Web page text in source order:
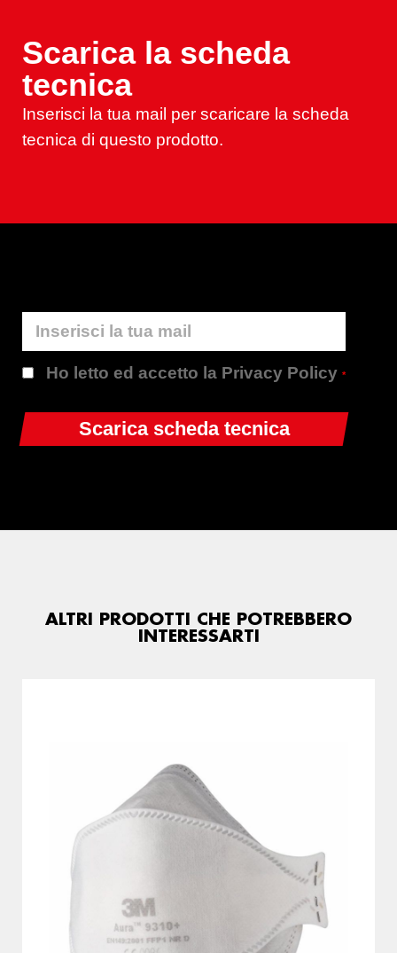
Scarica la scheda
tecnica
Inserisci la tua mail per scaricare la scheda
tecnica di questo prodotto.
Ho letto ed accetto la Privacy Policy*
ALTRI PRODOTTI CHE POTREBBERO
INTERESSARTI